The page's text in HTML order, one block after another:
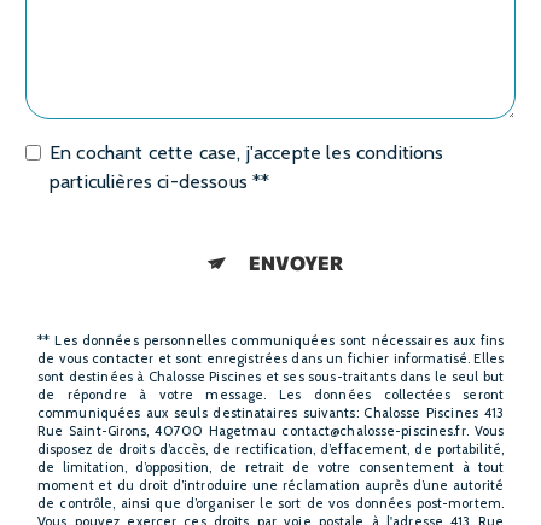
En cochant cette case, j'accepte les conditions
particulières ci-dessous **
ENVOYER
** Les données personnelles communiquées sont nécessaires aux fins
de vous contacter et sont enregistrées dans un fichier informatisé. Elles
sont destinées à Chalosse Piscines et ses sous-traitants dans le seul but
de répondre à votre message. Les données collectées seront
communiquées aux seuls destinataires suivants: Chalosse Piscines 413
Rue Saint-Girons, 40700 Hagetmau contact@chalosse-piscines.fr. Vous
disposez de droits d’accès, de rectification, d’effacement, de portabilité,
de limitation, d’opposition, de retrait de votre consentement à tout
moment et du droit d’introduire une réclamation auprès d’une autorité
de contrôle, ainsi que d’organiser le sort de vos données post-mortem.